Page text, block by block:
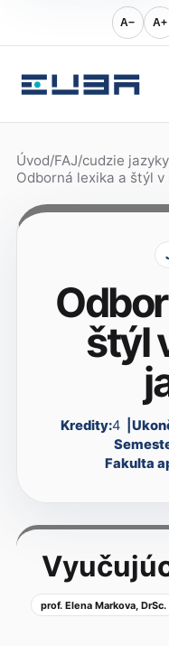
A− A+
Úvod/FAJ/cudzie
Odborná lexika a štýl v
štýl
Kredity:4
Fakulta
prof. Elena Markova, DrSc.